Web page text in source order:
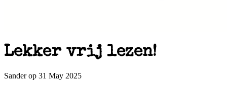
Lekker vrij lezen!
Sander op 31 May 2025